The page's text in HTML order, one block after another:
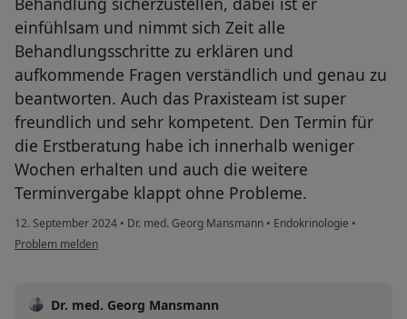
einfühlsam und nimmt sich Zeit alle
Behandlungsschritte zu erklären und
aufkommende Fragen verständlich und genau zu
beantworten. Auch das Praxisteam ist super
freundlich und sehr kompetent. Den Termin für
die Erstberatung habe ich innerhalb weniger
Wochen erhalten und auch die weitere
Terminvergabe klappt ohne Probleme.
12. September 2024 • Dr. med. Georg Mansmann • Endokrinologie •
Problem melden
Dr. med. Georg Mansmann